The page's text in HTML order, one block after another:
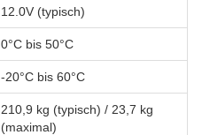
12.0V (typisch)
0°C bis 50°C
-20°C bis 60°C
210,9 kg (typisch) / 23,7 kg
(maximal)